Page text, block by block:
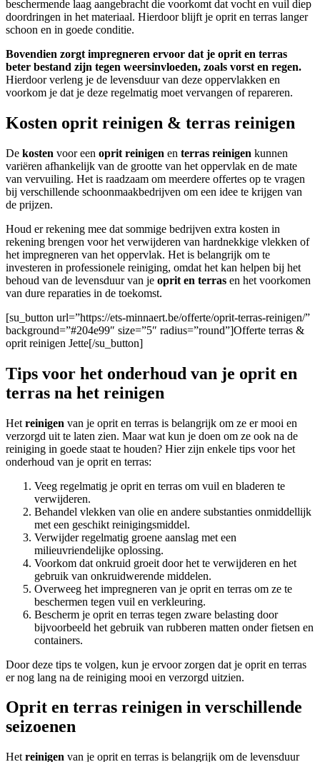
beschermende laag aangebracht die voorkomt dat vocht en vuil diep
doordringen in het materiaal. Hierdoor blijft je oprit en terras langer
schoon en in goede conditie.
Bovendien zorgt impregneren ervoor dat je oprit en terras
beter bestand zijn tegen weersinvloeden, zoals vorst en regen.
Hierdoor verleng je de levensduur van deze oppervlakken en
voorkom je dat je deze regelmatig moet vervangen of repareren.
Kosten oprit reinigen & terras reinigen
De kosten voor een oprit reinigen en terras reinigen kunnen
variëren afhankelijk van de grootte van het oppervlak en de mate
van vervuiling. Het is raadzaam om meerdere offertes op te vragen
bij verschillende schoonmaakbedrijven om een idee te krijgen van
de prijzen.
Houd er rekening mee dat sommige bedrijven extra kosten in
rekening brengen voor het verwijderen van hardnekkige vlekken of
het impregneren van het oppervlak. Het is belangrijk om te
investeren in professionele reiniging, omdat het kan helpen bij het
behoud van de levensduur van je oprit en terras en het voorkomen
van dure reparaties in de toekomst.
[su_button url=”https://ets-minnaert.be/offerte/oprit-terras-reinigen/”
background=”#204e99″ size=”5″ radius=”round”]Offerte terras &
oprit reinigen Jette[/su_button]
Tips voor het onderhoud van je oprit en
terras na het reinigen
Het reinigen van je oprit en terras is belangrijk om ze er mooi en
verzorgd uit te laten zien. Maar wat kun je doen om ze ook na de
reiniging in goede staat te houden? Hier zijn enkele tips voor het
onderhoud van je oprit en terras:
Veeg regelmatig je oprit en terras om vuil en bladeren te
verwijderen.
Behandel vlekken van olie en andere substanties onmiddellijk
met een geschikt reinigingsmiddel.
Verwijder regelmatig groene aanslag met een
milieuvriendelijke oplossing.
Voorkom dat onkruid groeit door het te verwijderen en het
gebruik van onkruidwerende middelen.
Overweeg het impregneren van je oprit en terras om ze te
beschermen tegen vuil en verkleuring.
Bescherm je oprit en terras tegen zware belasting door
bijvoorbeeld het gebruik van rubberen matten onder fietsen en
containers.
Door deze tips te volgen, kun je ervoor zorgen dat je oprit en terras
er nog lang na de reiniging mooi en verzorgd uitzien.
Oprit en terras reinigen in verschillende
seizoenen
Het reinigen van je oprit en terras is belangrijk om de levensduur